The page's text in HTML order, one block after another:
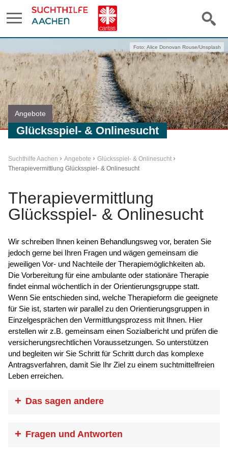
Angebote
Glücksspiel- & Onlinesucht
Foto: Alice Donovan Rouse/Unsplash
Suchthilfe Aachen Angebote
Glücksspiel- & Onlinesucht
Therapievermittlung Glücksspiel- & Onlinesucht
Therapievermittlung
Glücksspiel- & Onlinesucht
Wir schreiben Ihnen keinen Behandlungsweg vor, beraten Sie
jedoch gerne bei Ihren Fragen und wägen gemeinsam die
jeweiligen Vor- und Nachteile der Therapiemöglichkeiten ab.
Die Vorbereitung für eine ambulante oder stationäre Therapie
findet einmal wöchentlich in der Orientierungsgruppe statt.
Wenn Sie entschieden sind, welche Therapieform die geeignete
für Sie ist, starten wir parallel zu den Orientierungsgruppen in
Einzelgesprächen den Vermittlungsprozess mit Ihnen. Hier
erstellen wir z.B. gemeinsam einen Sozialbericht und prüfen die
versicherungsrechtlichen Voraussetzungen. So unterstützen
und begleiten wir Sie Schritt für Schritt durch das komplexe
Antragsverfahren, damit Sie Ihr Ziel zu einem suchtmittelfreien
Leben erreichen.
Das sagen andere
„Ich war mir zuerst total sicher, dass ich
eine ambulante Therapie machen möchte.
Fragen und Antworten